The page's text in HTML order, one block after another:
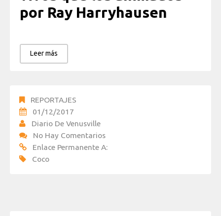
por Ray Harryhausen
Leer más
REPORTAJES
01/12/2017
Diario De Venusville
No Hay Comentarios
Enlace Permanente A:
Coco